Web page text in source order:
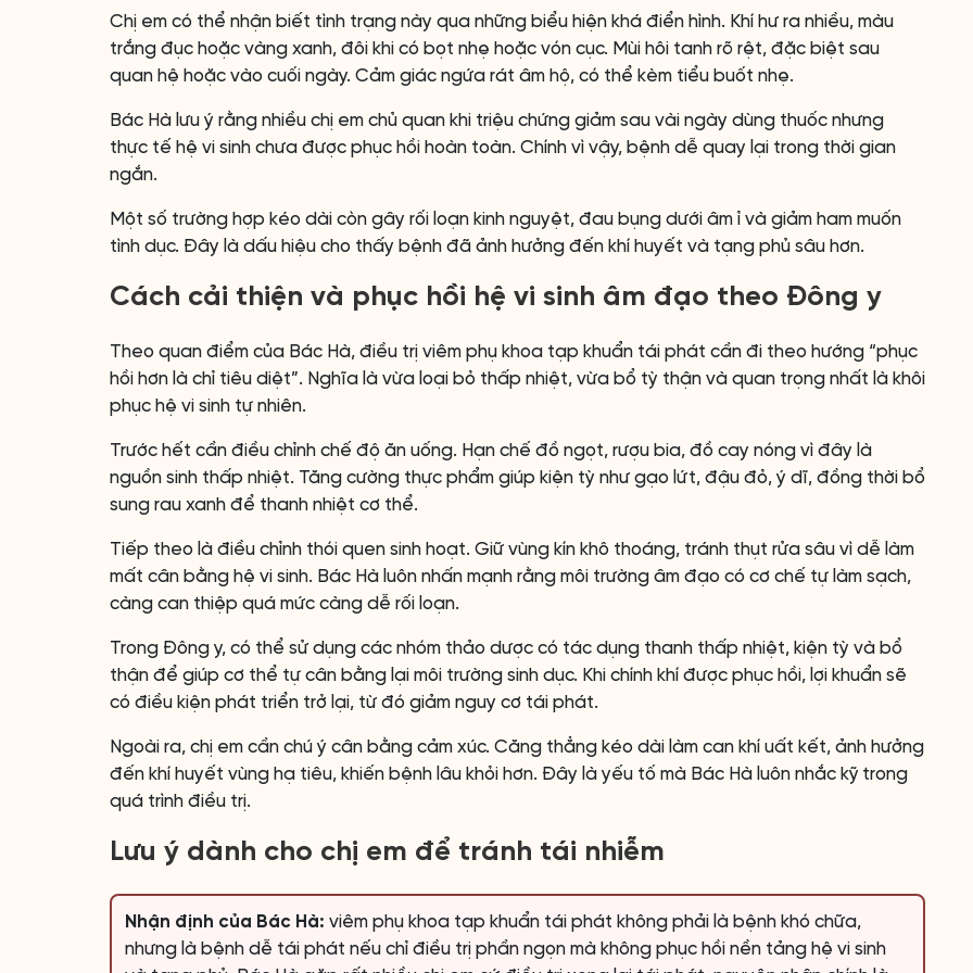
Chị em có thể nhận biết tình trạng này qua những biểu hiện khá điển hình. Khí hư ra nhiều, màu
trắng đục hoặc vàng xanh, đôi khi có bọt nhẹ hoặc vón cục. Mùi hôi tanh rõ rệt, đặc biệt sau
quan hệ hoặc vào cuối ngày. Cảm giác ngứa rát âm hộ, có thể kèm tiểu buốt nhẹ.
Bác Hà lưu ý rằng nhiều chị em chủ quan khi triệu chứng giảm sau vài ngày dùng thuốc nhưng
thực tế hệ vi sinh chưa được phục hồi hoàn toàn. Chính vì vậy, bệnh dễ quay lại trong thời gian
ngắn.
Một số trường hợp kéo dài còn gây rối loạn kinh nguyệt, đau bụng dưới âm ỉ và giảm ham muốn
tình dục. Đây là dấu hiệu cho thấy bệnh đã ảnh hưởng đến khí huyết và tạng phủ sâu hơn.
Cách cải thiện và phục hồi hệ vi sinh âm đạo theo Đông y
Theo quan điểm của Bác Hà, điều trị viêm phụ khoa tạp khuẩn tái phát cần đi theo hướng “phục
hồi hơn là chỉ tiêu diệt”. Nghĩa là vừa loại bỏ thấp nhiệt, vừa bổ tỳ thận và quan trọng nhất là khôi
phục hệ vi sinh tự nhiên.
Trước hết cần điều chỉnh chế độ ăn uống. Hạn chế đồ ngọt, rượu bia, đồ cay nóng vì đây là
nguồn sinh thấp nhiệt. Tăng cường thực phẩm giúp kiện tỳ như gạo lứt, đậu đỏ, ý dĩ, đồng thời bổ
sung rau xanh để thanh nhiệt cơ thể.
Tiếp theo là điều chỉnh thói quen sinh hoạt. Giữ vùng kín khô thoáng, tránh thụt rửa sâu vì dễ làm
mất cân bằng hệ vi sinh. Bác Hà luôn nhấn mạnh rằng môi trường âm đạo có cơ chế tự làm sạch,
càng can thiệp quá mức càng dễ rối loạn.
Trong Đông y, có thể sử dụng các nhóm thảo dược có tác dụng thanh thấp nhiệt, kiện tỳ và bổ
thận để giúp cơ thể tự cân bằng lại môi trường sinh dục. Khi chính khí được phục hồi, lợi khuẩn sẽ
có điều kiện phát triển trở lại, từ đó giảm nguy cơ tái phát.
Ngoài ra, chị em cần chú ý cân bằng cảm xúc. Căng thẳng kéo dài làm can khí uất kết, ảnh hưởng
đến khí huyết vùng hạ tiêu, khiến bệnh lâu khỏi hơn. Đây là yếu tố mà Bác Hà luôn nhắc kỹ trong
quá trình điều trị.
Lưu ý dành cho chị em để tránh tái nhiễm
Nhận định của Bác Hà: viêm phụ khoa tạp khuẩn tái phát không phải là bệnh khó chữa,
nhưng là bệnh dễ tái phát nếu chỉ điều trị phần ngọn mà không phục hồi nền tảng hệ vi sinh